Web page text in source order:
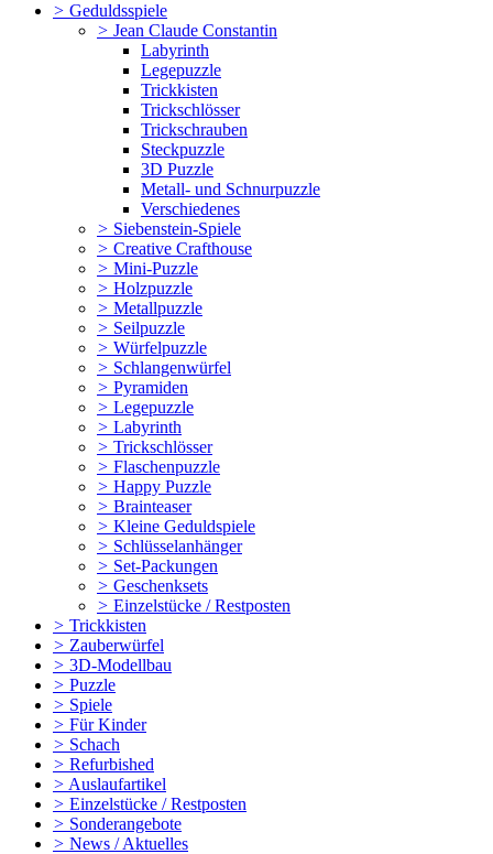
> Geduldsspiele
> Jean Claude Constantin
Labyrinth
Legepuzzle
Trickkisten
Trickschlösser
Trickschrauben
Steckpuzzle
3D Puzzle
Metall- und Schnurpuzzle
Verschiedenes
> Siebenstein-Spiele
> Creative Crafthouse
> Mini-Puzzle
> Holzpuzzle
> Metallpuzzle
> Seilpuzzle
> Würfelpuzzle
> Schlangenwürfel
> Pyramiden
> Legepuzzle
> Labyrinth
> Trickschlösser
> Flaschenpuzzle
> Happy Puzzle
> Brainteaser
> Kleine Geduldspiele
> Schlüsselanhänger
> Set-Packungen
> Geschenksets
> Einzelstücke / Restposten
> Trickkisten
> Zauberwürfel
> 3D-Modellbau
> Puzzle
> Spiele
> Für Kinder
> Schach
> Refurbished
> Auslaufartikel
> Einzelstücke / Restposten
> Sonderangebote
> News / Aktuelles